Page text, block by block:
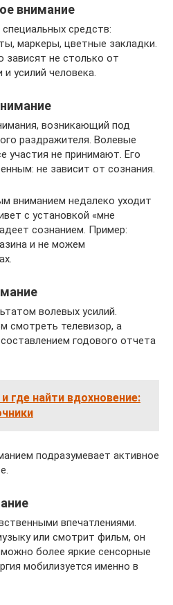
внимание
средств:
маркеры, цветные закладки.
зависят не столько от
усилий человека.
возникающий под
раздражителя. Волевые
участия не принимают. Его
не зависит от сознания.
вниманием недалеко уходит
с установкой «мне
сознанием. Пример:
и не можем
волевых усилий.
смотреть телевизор, а
годового отчета
и где найти вдохновение:
подразумевает активное
впечатлениями.
или смотрит фильм, он
более яркие сенсорные
мобилизуется именно в